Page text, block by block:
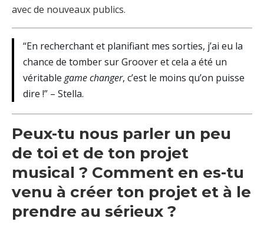
avec de nouveaux publics.
“En recherchant et planifiant mes sorties, j’ai eu la
chance de tomber sur Groover et cela a été un
véritable game changer, c’est le moins qu’on puisse
dire !” – Stella.
Peux-tu nous parler un peu
de toi et de ton projet
musical ? Comment en es-tu
venu à créer ton projet et à le
prendre au sérieux ?